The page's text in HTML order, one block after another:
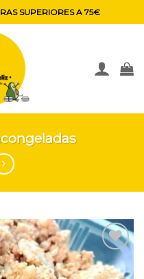
SUPERIORES A 75€
Adicionar
aos